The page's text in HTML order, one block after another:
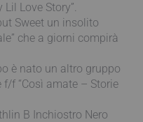
Love Story”.
Sweet un insolito
che a giorni compirà
è nato un altro gruppo
f “Così amate – Storie
B Inchiostro Nero